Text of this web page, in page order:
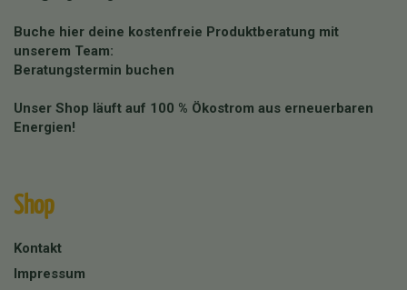
Buche hier deine kostenfreie Produktberatung mit
unserem Team:
Beratungstermin buchen
Unser Shop läuft auf 100 % Ökostrom aus erneuerbaren
Energien!
Shop
Kontakt
Impressum